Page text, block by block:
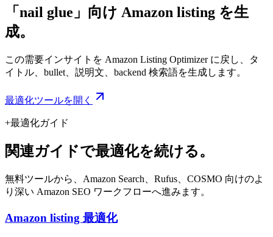
「nail glue」向け Amazon listing を生
成。
この需要インサイトを Amazon Listing Optimizer に戻し、タ
イトル、bullet、説明文、backend 検索語を生成します。
最適化ツールを開く
+最適化ガイド
関連ガイドで最適化を続ける。
無料ツールから、Amazon Search、Rufus、COSMO 向けのよ
り深い Amazon SEO ワークフローへ進みます。
Amazon listing 最適化